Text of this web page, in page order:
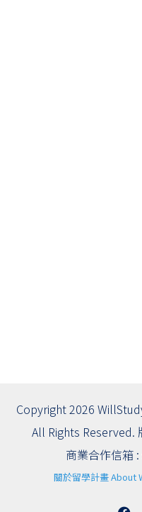
Copyright 2026
All Rights Reserved.
商業合作信箱 :
關於留學計畫 About